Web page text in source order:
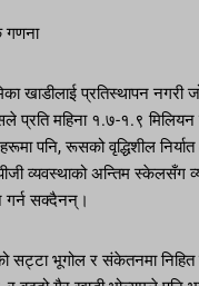
गणना
खाडीलाई प्रतिस्थापन
प्रति महिना १.७-१.९
पनि, रूसको वृद्धिशील
व्यवस्थाको अन्तिम
गर्न सक्दैनन्।
सट्टा भूगोल र संकेतनमा